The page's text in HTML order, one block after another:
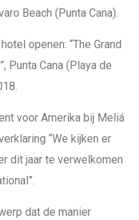
Beach (Punta Cana).
openen: “The Grand
Punta Cana (Playa de
voor Amerika bij Meliá
“We kijken er
dit jaar te verwelkomen
dat de manier